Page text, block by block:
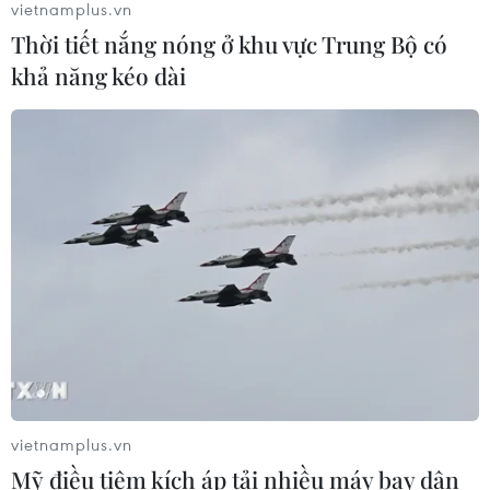
Xem thêm
CƠ QUAN CHỦ QUẢN: THÔNG TẤN XÃ VIỆT NAM
Tổng Biên tập: TRẦN TIẾN DUẨN
Phó Tổng Biên tập: NGUYỄN THỊ TÁM, KHÚC THANH
Sở hữu trí tuệ
RSS
Hỗ trợ
Ngôn ngữ
vietnamplus.vn
Thời tiết nắng nóng ở khu vực Trung Bộ có
khả năng kéo dài
vietnamplus.vn
Mỹ điều tiêm kích áp tải nhiều máy bay dân